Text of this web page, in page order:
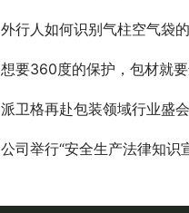
外行人如何识别气柱空气袋
想要360度的保护，包材就
派卫格再赴包装领域行业盛会
公司举行“安全生产法律知识